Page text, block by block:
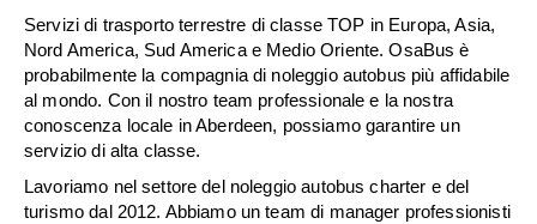
Servizi di trasporto terrestre di classe TOP in Europa, Asia,
Nord America, Sud America e Medio Oriente. OsaBus è
probabilmente la compagnia di noleggio autobus più affidabile
al mondo. Con il nostro team professionale e la nostra
conoscenza locale in Aberdeen, possiamo garantire un
servizio di alta classe.
Lavoriamo nel settore del noleggio autobus charter e del
turismo dal 2012. Abbiamo un team di manager professionisti